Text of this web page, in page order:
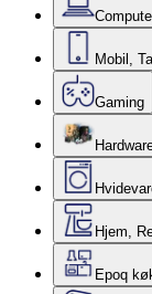
Mobil,
Gaming
Hjem,
Epoq